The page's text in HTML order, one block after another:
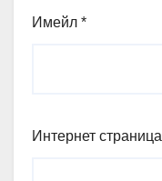
Имейл *
Интернет страница